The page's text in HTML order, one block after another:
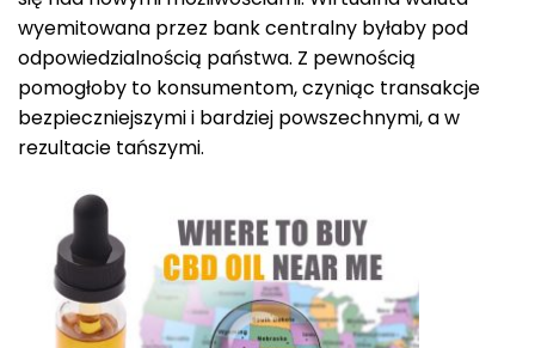
wyemitowana przez bank centralny byłaby pod
odpowiedzialnością państwa. Z pewnością
pomogłoby to konsumentom, czyniąc transakcje
bezpieczniejszymi i bardziej powszechnymi, a w
rezultacie tańszymi.